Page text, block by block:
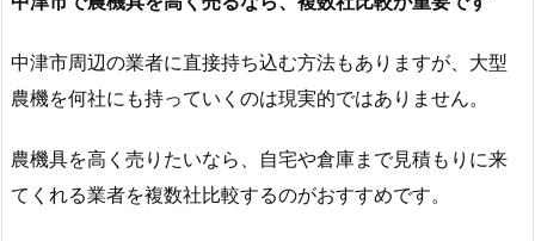
中津市周辺の業者に直接持ち込む方法もありますが、大型
農機を何社にも持っていくのは現実的ではありません。
農機具を高く売りたいなら、自宅や倉庫まで見積もりに来
てくれる業者を複数社比較するのがおすすめです。